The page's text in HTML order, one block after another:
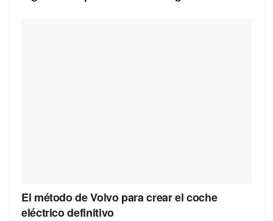
El método de Volvo para crear el coche
eléctrico definitivo